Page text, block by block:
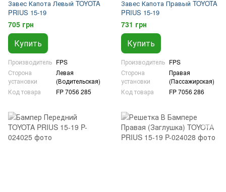
Завес Капота Левый TOYOTA
PRIUS 15-19
705 грн
Купить
Производитель FPS
Сторона
установки
Левая
(Водительская)
Код товара
FP 7056 285
Завес Капота Правый TOYOTA
PRIUS 15-19
731 грн
Купить
Производитель FPS
Сторона
установки
Правая
(Пассажирская)
Код товара
FP 7056 286